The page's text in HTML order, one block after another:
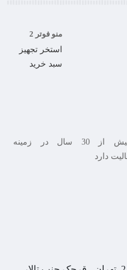
منو فوتر 2
استخر تجهیز
سبد خرید
گروه استخر تجهیز با تجربه بیش از 30 سال در زمینه
دارد